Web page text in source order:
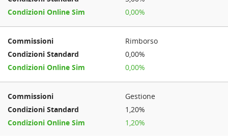
0,00%
Rimborso
0,00%
0,00%
Gestione
1,20%
1,20%